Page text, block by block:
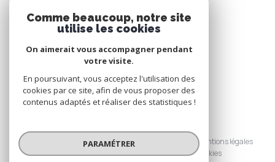
Espace propriétaire
SE CONNECTER
Nos honoraires
Nos partenaires
Mentions légales
Admin
Politique RGPD Cookies
Comme beaucoup, notre site
utilise les cookies
On aimerait vous accompagner pendant
votre visite.
En poursuivant, vous acceptez l'utilisation des
cookies par ce site, afin de vous proposer des
contenus adaptés et réaliser des statistiques !
PARAMÉTRER